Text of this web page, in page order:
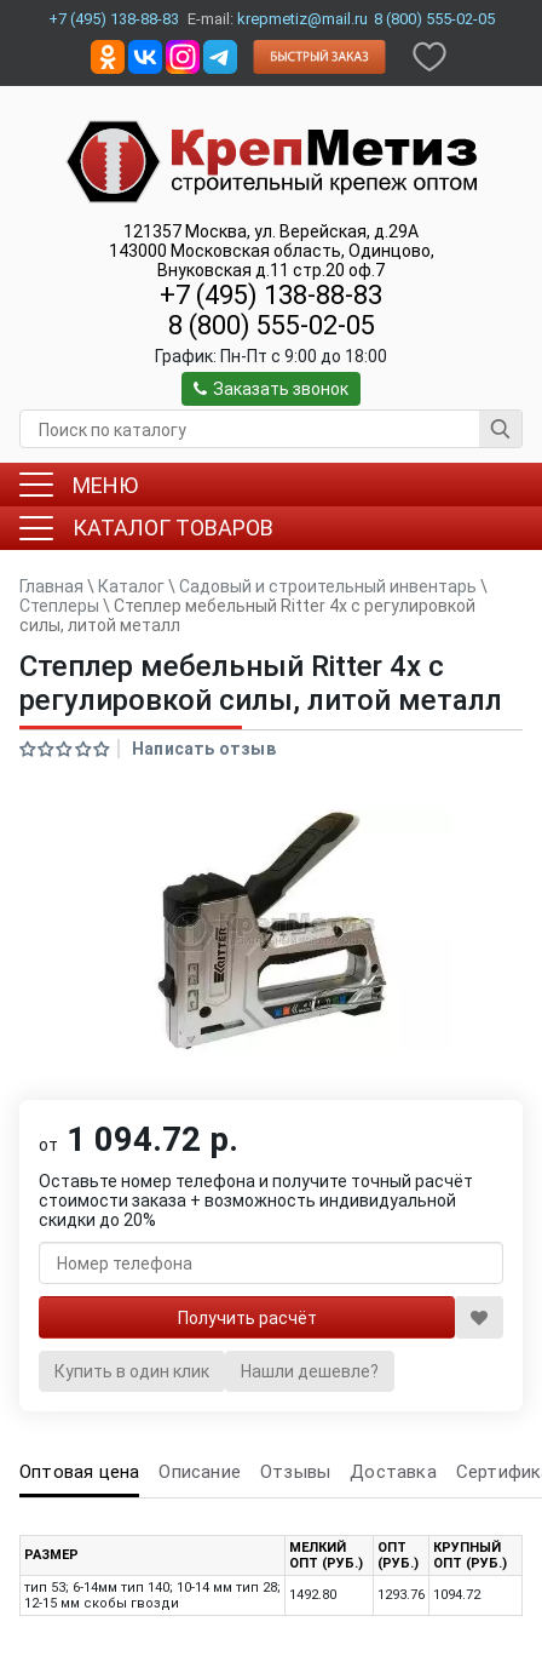
+7 (495) 138-88-83 E-mail: krepmetiz@mail.ru 8 (800) 555-02-05
121357 Москва, ул. Верейская, д.29А
143000 Московская область, Одинцово,
Внуковская д.11 стр.20 оф.7
+7 (495) 138-88-83
8 (800) 555-02-05
График: Пн-Пт c 9:00 до 18:00
Заказать звонок
МЕНЮ
КАТАЛОГ ТОВАРОВ
Главная \ Каталог\ Садовый и строительный инвентарь \
Степлеры \ Степлер мебельный Ritter 4x с регулировкой
силы, литой металл
Степлер мебельный Ritter 4x с
регулировкой силы, литой металл
Написать отзыв
от 1 094.72 р.
Оставьте номер телефона и получите точный расчёт
стоимости заказа + возможность индивидуальной
скидки до 20%
Купить в один клик Нашли дешевле?
Оптовая цена Описание Отзывы Доставка
РАЗМЕР
МЕЛКИЙ
ОПТ (РУБ.)
ОПТ
(РУБ.)
КРУПНЫЙ
ОПТ (РУБ.)
тип 53; 6-14мм тип 140; 10-14 мм тип 28;
12-15 мм скобы гвозди
1492.80 1293.76 1094.72